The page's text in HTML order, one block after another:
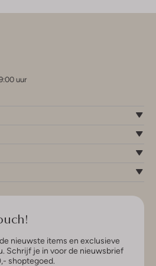
uur
nieuwste items en exclusieve
Schrijf je in voor de nieuwsbrief
shoptegoed.